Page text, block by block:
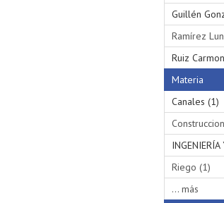
Guillén
Ramírez
Ruiz
Materia
Canales (1)
Riego (1)
... más